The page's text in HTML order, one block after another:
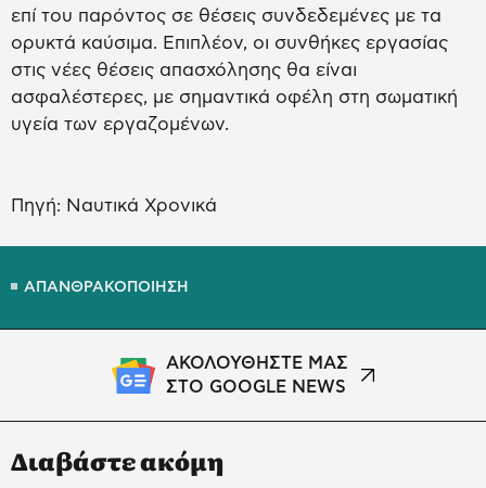
επί του παρόντος σε θέσεις συνδεδεμένες με τα
ορυκτά καύσιμα. Επιπλέον, οι συνθήκες εργασίας
στις νέες θέσεις απασχόλησης θα είναι
ασφαλέστερες, με σημαντικά οφέλη στη σωματική
υγεία των εργαζομένων.
Πηγή: Ναυτικά Χρονικά
ΑΠΑΝΘΡΑΚΟΠΟΙΗΣΗ
ΑΚΟΛΟΥΘΗΣΤΕ ΜΑΣ
ΣΤΟ GOOGLE NEWS
Διαβάστε ακόμη